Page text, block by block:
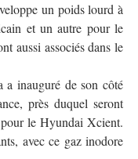
un poids lourd à
et un autre pour le
aussi associés dans le
a inauguré de son côté
près duquel seront
le Hyundai Xcient.
avec ce gaz inodore